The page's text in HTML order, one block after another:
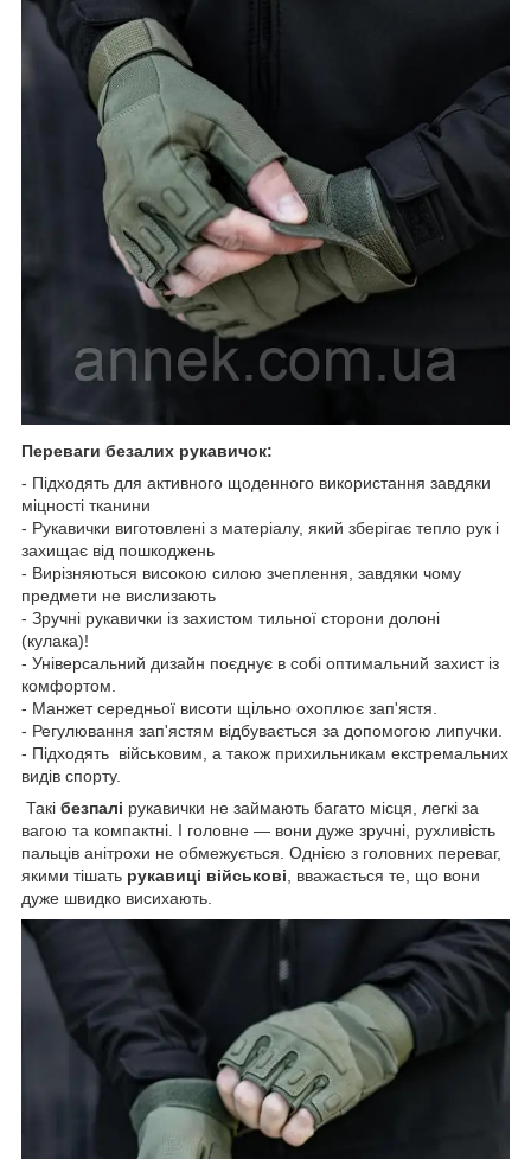
Переваги безалих рукавичок:
- Підходять для активного щоденного використання завдяки
міцності тканини
- Рукавички виготовлені з матеріалу, який зберігає тепло рук і
захищає від пошкоджень
- Вирізняються високою силою зчеплення, завдяки чому
предмети не вислизають
- Зручні рукавички із захистом тильної сторони долоні
(кулака)!
- Універсальний дизайн поєднує в собі оптимальний захист із
комфортом.
- Манжет середньої висоти щільно охоплює зап'ястя.
- Регулювання зап'ястям відбувається за допомогою липучки.
- Підходять військовим, а також прихильникам екстремальних
видів спорту.
Такі безпалі рукавички не займають багато місця, легкі за
вагою та компактні. І головне — вони дуже зручні, рухливість
пальців анітрохи не обмежується. Однією з головних переваг,
якими тішать рукавиці військові , вважається те, що вони
дуже швидко висихають.